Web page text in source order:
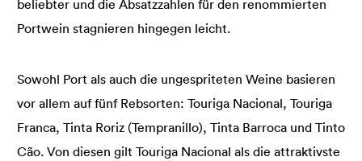
beliebter und die Absatzzahlen für den renommierten
Portwein stagnieren hingegen leicht.
Sowohl Port als auch die ungespriteten Weine basieren
vor allem auf fünf Rebsorten: Touriga Nacional, Touriga
Franca, Tinta Roriz (Tempranillo), Tinta Barroca und Tinto
Cão. Von diesen gilt Touriga Nacional als die attraktivste